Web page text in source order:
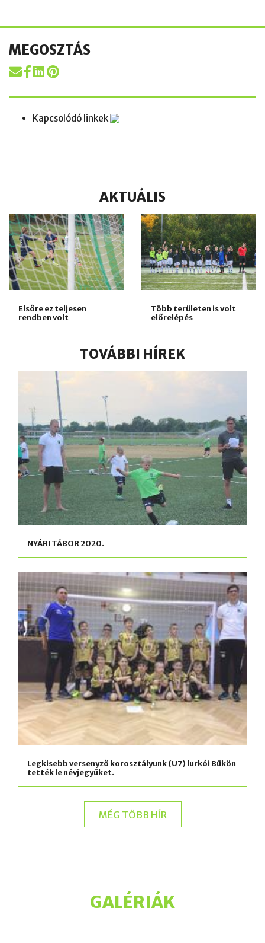
MEGOSZTÁS
Kapcsolódó linkek
AKTUÁLIS
Elsőre ez teljesen
rendben volt
Több területen is volt
előrelépés
TOVÁBBI HÍREK
NYÁRI TÁBOR 2020.
Legkisebb versenyző korosztályunk (U7) lurkói Bükön
tették le névjegyüket.
MÉG TÖBB HÍR
GALÉRIÁK